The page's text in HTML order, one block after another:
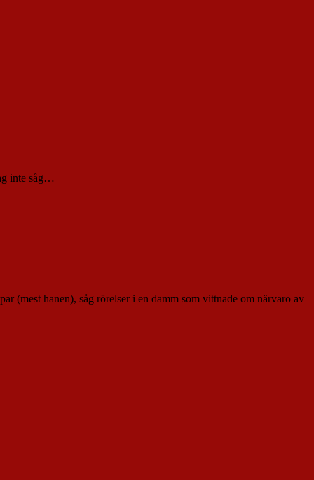
inte såg…
(mest hanen), såg rörelser i en damm som vittnade om närvaro av